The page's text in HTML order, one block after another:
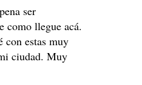
ser
llegue acá.
con estas muy
ciudad. Muy